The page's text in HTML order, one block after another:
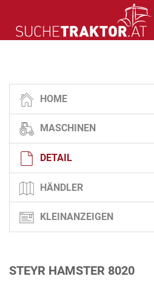
HOME
MASCHINEN
DETAIL
HÄNDLER
KLEINANZEIGEN
STEYR HAMSTER 8020